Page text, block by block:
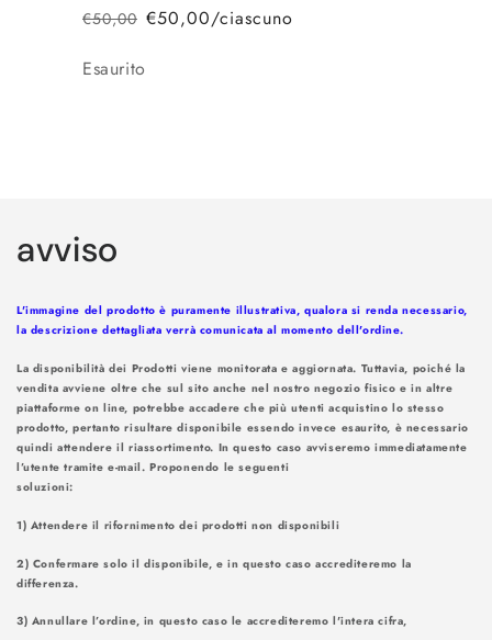
Prezzo
listino
€50,00
Prezzo €50,00/ciascuno
Quantità
Esaurito
corso...
avviso
L'immagine del prodotto è puramente illustrativa, qualora si renda necessario,
la descrizione dettagliata verrà comunicata al momento dell'ordine.
La disponibilità dei Prodotti viene monitorata e aggiornata. Tuttavia, poiché la
vendita avviene oltre che sul sito anche nel nostro negozio fisico e in altre
piattaforme on line, potrebbe accadere che più utenti acquistino lo stesso
prodotto, pertanto risultare disponibile essendo invece esaurito, è necessario
quindi attendere il riassortimento. In questo caso avviseremo immediatamente
l’utente tramite e-mail. Proponendo le seguenti
1) Attendere il rifornimento dei prodotti non disponibili
2) Confermare solo il disponibile, e in questo caso accrediteremo la
differenza.
3) Annullare l’ordine, in questo caso le accrediteremo l'intera cifra,